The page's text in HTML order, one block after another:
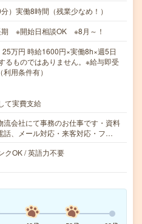
）実働8時間（残業少なめ！）
期 ※開始日相談OK ※8月～！
万円 時給1600円×実働8h×週5日
るものではありません。※給与即受
用条件有）
て実費支給
流会社にて事務のお仕事です・資料
話、メール対応・来客対応・フ…
クOK / 英語力不要